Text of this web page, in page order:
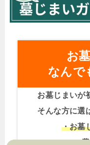
お
なんで
お墓じまいが
そんな方に選
・お墓
・